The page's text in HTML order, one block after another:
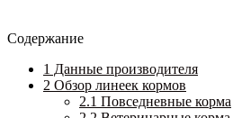
Содержание
1 Данные производителя
2 Обзор линеек кормов
2.1 Повседневные корма